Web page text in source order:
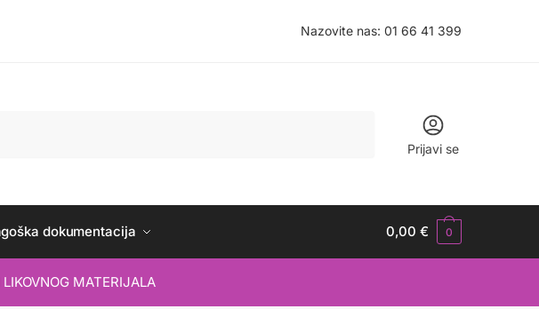
Nazovite nas: 01 66 41 399
Prijavi se
dokumentacija 0,00€ 0
MATERIJALA